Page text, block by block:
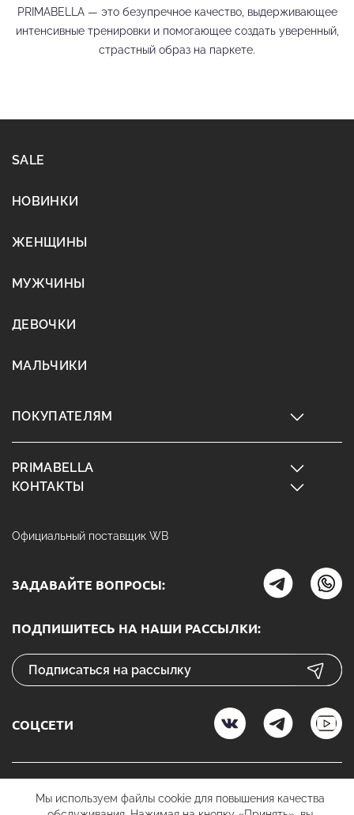
PRIMABELLA — это безупречное качество, выдерживающее
интенсивные тренировки и помогающее создать уверенный,
страстный образ на паркете.
SALE
НОВИНКИ
ЖЕНЩИНЫ
МУЖЧИНЫ
ДЕВОЧКИ
МАЛЬЧИКИ
ПОКУПАТЕЛЯМ
PRIMABELLA
КОНТАКТЫ
Официальный поставщик WB
ЗАДАВАЙТЕ ВОПРОСЫ:
ПОДПИШИТЕСЬ НА НАШИ РАССЫЛКИ:
СОЦСЕТИ
К ОПЛАТЕ
Мы используем файлы cookie для повышения качества